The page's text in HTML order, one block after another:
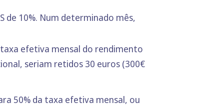
de 10%. Num determinado mês,
efetiva mensal do rendimento
seriam retidos 30 euros (300€
50% da taxa efetiva mensal, ou